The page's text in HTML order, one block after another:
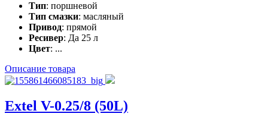
Тип: поршневой
Тип смазки: масляный
Привод: прямой
Ресивер: Да 25 л
Цвет: ...
Описание товара
Extel V-0.25/8 (50L)